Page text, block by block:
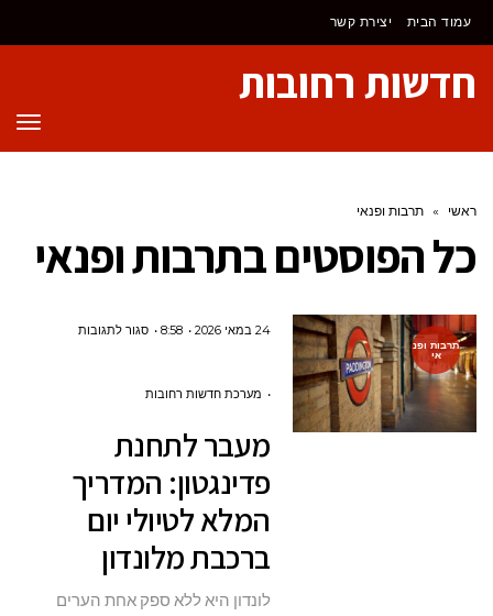
לתוכן
עמוד הבית יצירת קשר
חדשות רחובות
ראשי » תרבות ופנאי
כל הפוסטים בתרבות ופנאי
תרבות ופנ
אי
24 במאי 2026 8:58 סגור לתגובותעל
המלא
מלונדון
מערכת חדשות רחובות
מעבר לתחנת
פדינגטון: המדריך
המלא לטיולי יום
ברכבת מלונדון
לונדון היא ללא ספק אחת הערים